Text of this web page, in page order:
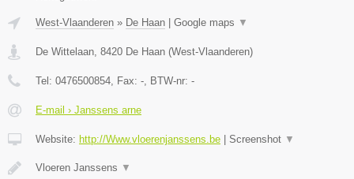
West-Vlaanderen » De Haan Google maps ▼
De Wittelaan 8420 De Haan (West-Vlaanderen)
Tel: 0476500854 , Fax: - , BTW-nr: -
E-mail › Janssens arne
Website: http://Www.vloerenjanssens.be Screenshot ▼
Vloeren Janssens ▼